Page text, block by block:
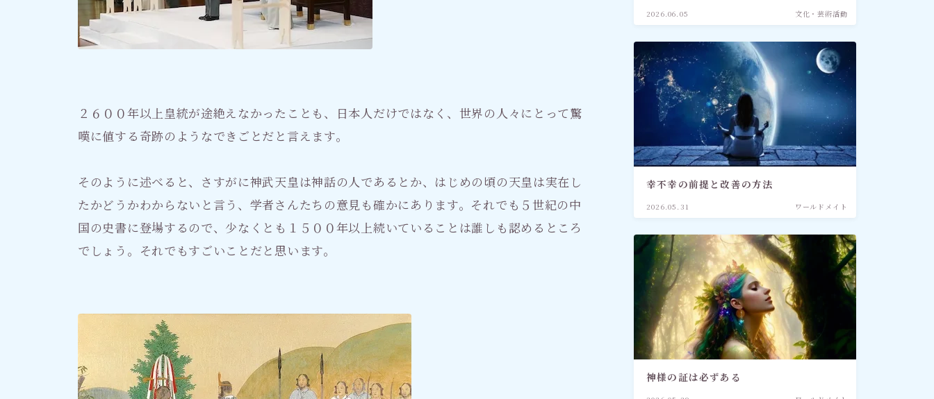
２６００年以上皇統が途絶えなかったことも、日本人だけではなく、世界の人々にとって驚
嘆に値する奇跡のようなできごとだと言えます。
そのように述べると、さすがに神武天皇は神話の人であるとか、はじめの頃の天皇は実在し
たかどうかわからないと言う、学者さんたちの意見も確かにあります。それでも５世紀の中
国の史書に登場するので、少なくとも１５００年以上続いていることは誰しも認めるところ
でしょう。それでもすごいことだと思います。
2026.06.05 文化・芸術活動
幸不幸の前提と改善の方法
2026.05.31 ワールドメイト
神様の証は必ずある